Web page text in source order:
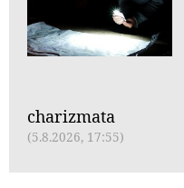
charizmata
(5.8.2026, 17:55)